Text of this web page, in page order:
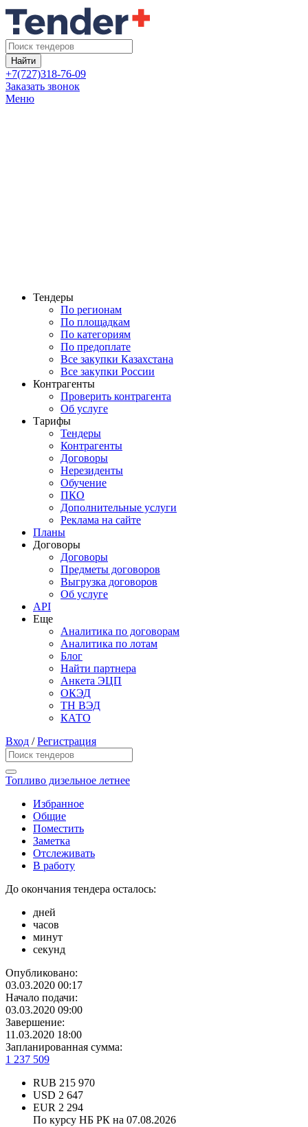
Найти
+7(727)318-76-09
Заказать звонок
Меню
Тендеры
По регионам
По площадкам
По категориям
По предоплате
Все закупки Казахстана
Все закупки России
Контрагенты
Проверить контрагента
Об услуге
Тарифы
Тендеры
Контрагенты
Договоры
Нерезиденты
Обучение
ПКО
Дополнительные услуги
Реклама на сайте
Планы
Договоры
Договоры
Предметы договоров
Выгрузка договоров
Об услуге
API
Еще
Аналитика по договорам
Аналитика по лотам
Блог
Найти партнера
Анкета ЭЦП
ОКЭД
ТН ВЭД
КАТО
Вход /Регистрация
Топливо дизельное летнее
Избранное
Общие
Поместить
Заметка
Отслеживать
В работу
До окончания тендера осталось:
дней
часов
минут
секунд
Опубликовано:
03.03.2020 00:17
Начало подачи:
03.03.2020 09:00
Завершение:
11.03.2020 18:00
Запланированная сумма:
1 237 509
RUB 215 970
USD 2 647
EUR 2 294
По курсу НБ РК на 07.08.2026